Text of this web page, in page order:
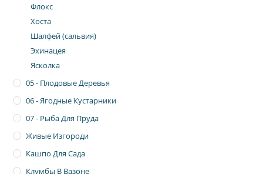
Флокс
Хоста
Шалфей (сальвия)
Эхинацея
Ясколка
05 - Плодовые Деревья
06 - Ягодные Кустарники
07 - Рыба Для Пруда
Живые Изгороди
Кашпо Для Сада
Клумбы В Вазоне